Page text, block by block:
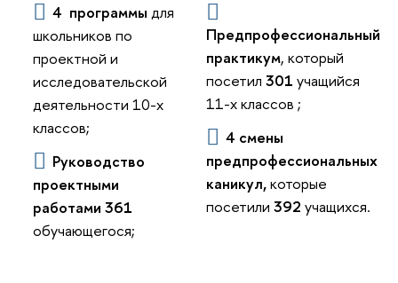
4 программы для
школьников по
проектной и
исследовательской
деятельности 10-х
классов;
Руководство
проектными
работами 361
обучающегося;
Предпрофессиональный
практикум, который
посетил 301 учащийся
11-х классов ;
4 смены
предпрофессиональных
каникул,которые
посетили 392 учащихся.